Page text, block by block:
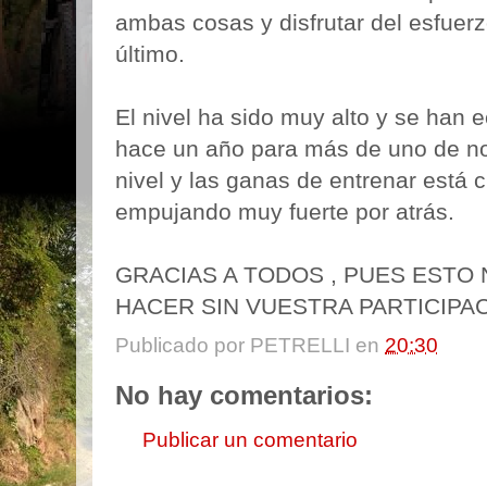
ambas cosas y disfrutar del
último.
El nivel ha sido muy alto y se han
hace un año para más de uno de
nivel y las ganas de entrenar está
empujando muy fuerte por atrás.
GRACIAS A TODOS , PUES ESTO
HACER SIN VUESTRA
Publicado por PETRELLI en 20:30
No hay comentarios:
Publicar un comentario